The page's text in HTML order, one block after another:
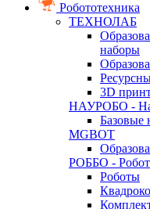
Робототехника
ТЕХНОЛАБ
наборы
3D
НАУРОБО -
Базовые
MGBOT
РОББО -
Роботы